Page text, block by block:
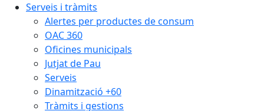
Serveis i tràmits
Alertes per productes de consum
OAC 360
Oficines municipals
Jutjat de Pau
Serveis
Dinamització +60
Tràmits i gestions